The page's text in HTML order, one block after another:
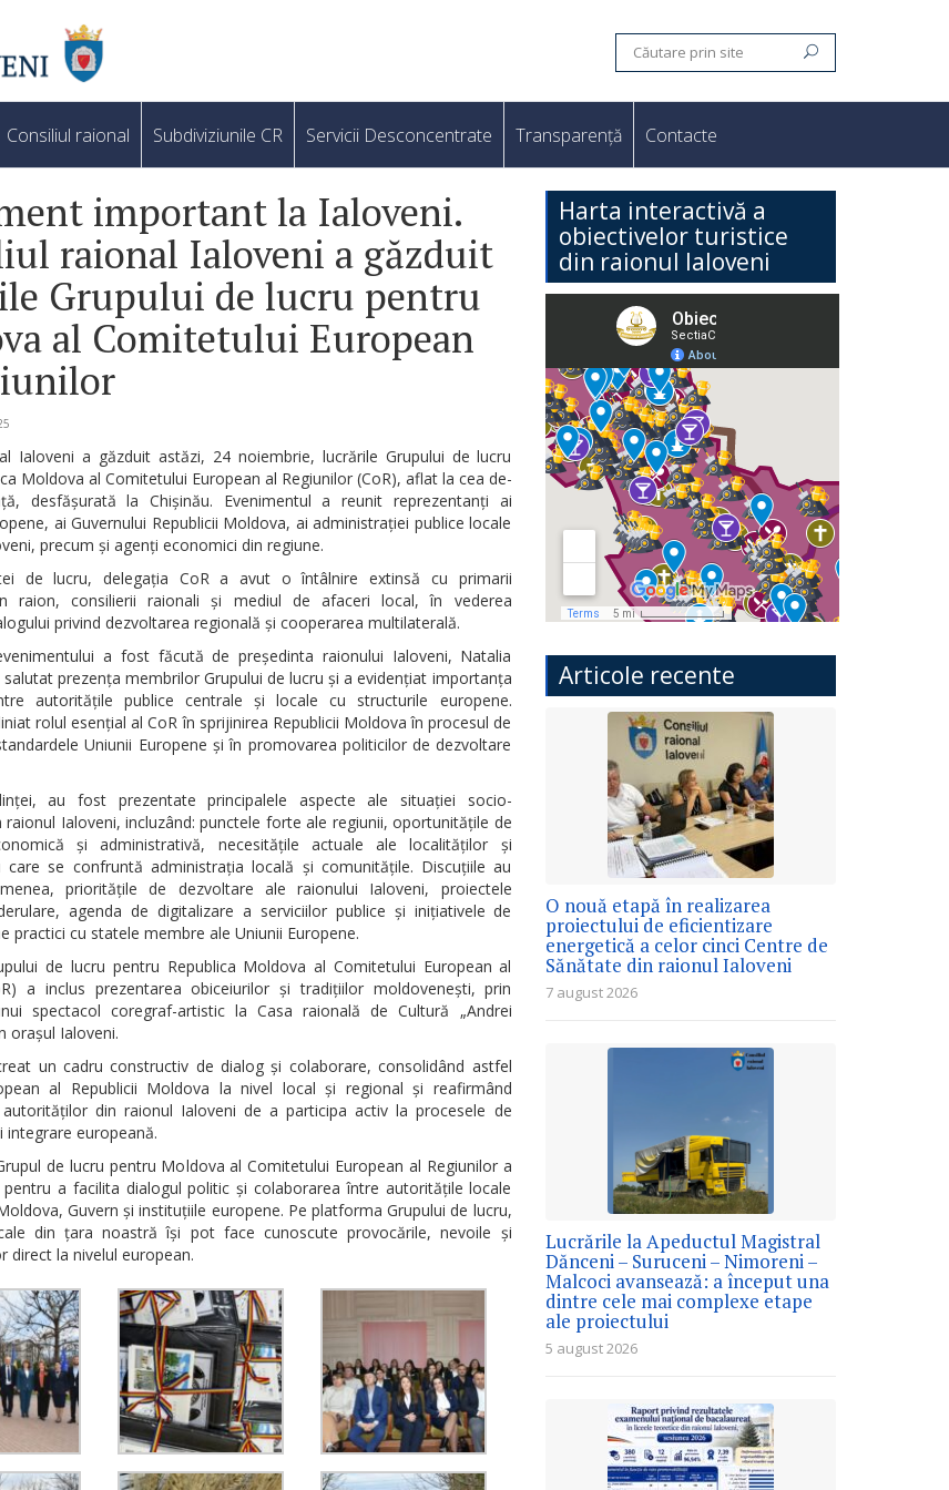
Consiliul raional Subdiviziunile CR Servicii Desconcentrate Transparență Contacte
important la Ialoveni.
raional Ialoveni a găzduit
Grupului de lucru pentru
al Comitetului European
Ialoveni a găzduit astăzi, 24 noiembrie, lucrările Grupului de lucru
Moldova al Comitetului European al Regiunilor (CoR), aflat la cea de-
desfășurată la Chișinău. Evenimentul a reunit reprezentanți ai
ai Guvernului Republicii Moldova, ai administrației publice locale
precum și agenți economici din regiune.
de lucru, delegația CoR a avut o întâlnire extinsă cu primarii
raion, consilierii raionali și mediul de afaceri local, în vederea
privind dezvoltarea regională și cooperarea multilaterală.
a fost făcută de președinta raionului Ialoveni, Natalia
salutat prezența membrilor Grupului de lucru și a evidențiat importanța
autoritățile publice centrale și locale cu structurile europene.
rolul esențial al CoR în sprijinirea Republicii Moldova în procesul de
Uniunii Europene și în promovarea politicilor de dezvoltare
au fost prezentate principalele aspecte ale situației socio-
raionul Ialoveni, incluzând: punctele forte ale regiunii, oportunitățile de
și administrativă, necesitățile actuale ale localităților și
care se confruntă administrația locală și comunitățile. Discuțiile au
prioritățile de dezvoltare ale raionului Ialoveni, proiectele
agenda de digitalizare a serviciilor publice și inițiativele de
practici cu statele membre ale Uniunii Europene.
de lucru pentru Republica Moldova al Comitetului European al
a inclus prezentarea obiceiurilor și tradițiilor moldovenești, prin
spectacol coregraf-artistic la Casa raională de Cultură „Andrei
orașul Ialoveni.
un cadru constructiv de dialog și colaborare, consolidând astfel
al Republicii Moldova la nivel local și regional și reafirmând
din raionul Ialoveni de a participa activ la procesele de
integrare europeană.
de lucru pentru Moldova al Comitetului European al Regiunilor a
a facilita dialogul politic şi colaborarea între autoritățile locale
Guvern şi instituţiile europene. Pe platforma Grupului de lucru,
din țara noastră își pot face cunoscute provocările, nevoile şi
direct la nivelul european.
Harta interactivă a
obiectivelor turistice
din raionul Ialoveni
Articole recente
O nouă etapă în realizarea
proiectului de eficientizare
energetică a celor cinci Centre de
Sănătate din raionul Ialoveni
7 august 2026
Lucrările la Apeductul Magistral
Dănceni – Suruceni – Nimoreni –
Malcoci avansează: a început una
dintre cele mai complexe etape
ale proiectului
5 august 2026